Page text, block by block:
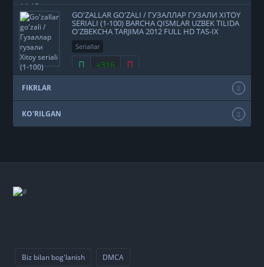
GO'ZALLAR GO'ZALI / ГУЗАЛЛАР ГУЗАЛИ XITOY
SERIALI (1-100) BARCHA QISMLAR UZBEK TILIDA
O'ZBEKCHA TARJIMA 2012 FULL HD TAS-IX
SKACHAT
Seriallar
+316
FIKRLAR
KO'RILGAN
Biz bilan bog'lanish DMCA